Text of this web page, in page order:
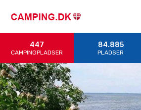
447
CAMPINGPLADSER
84.885
PLADSER